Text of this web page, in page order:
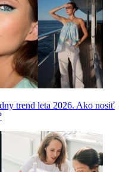
trend leta 2026. Ako nosiť